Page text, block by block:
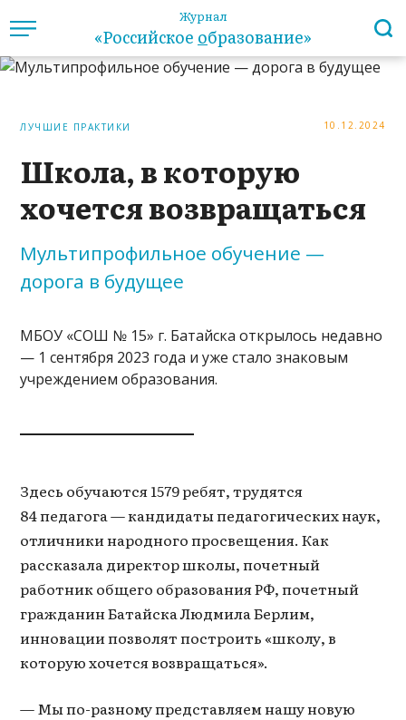
Журнал
«Российское образование»
ЛУЧШИЕ ПРАКТИКИ 10.12.2024
Школа, в которую
хочется возвращаться
Мультипрофильное обучение —
дорога в будущее
МБОУ «СОШ № 15» г. Батайска открылось недавно
— 1 сентября 2023 года и уже стало знаковым
учреждением образования.
Здесь обучаются 1579 ребят, трудятся
84 педагога — кандидаты педагогических наук,
отличники народного просвещения. Как
рассказала директор школы, почетный
работник общего образования РФ, почетный
гражданин Батайска Людмила Берлим,
инновации позволят построить «школу, в
которую хочется возвращаться».
— Мы по-разному представляем нашу новую